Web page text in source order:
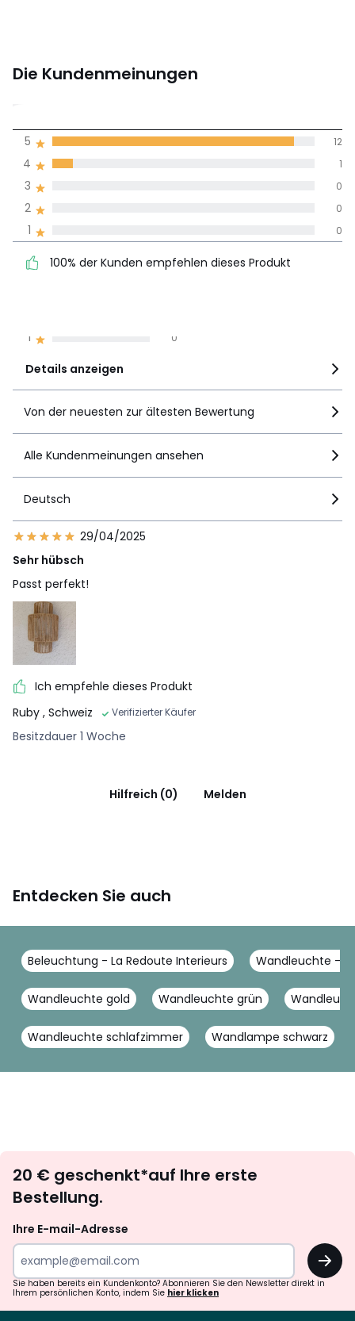
Die Kundenmeinungen
4,9
(13)
1 0
4
100% der Kunden
empfehlen dieses Produkt
Details anzeigen
1 0
2 0
3 0
4 1
5 12
100% der Kunden empfehlen dieses Produkt
Von der neuesten zur ältesten Bewertung
Alle Kundenmeinungen ansehen
Deutsch
29/04/2025
Sehr hübsch
Passt perfekt!
Ich empfehle dieses Produkt
Ruby , Schweiz Verifizierter Käufer
Besitzdauer 1 Woche
Hilfreich (0) Melden
Entdecken Sie auch
Beleuchtung - La Redoute Interieurs Wandleuchte -
Wandleuchte gold Wandleuchte grün
Wandleuchte schlafzimmer Wandlampe schwarz
abonnieren
20 € geschenkt*auf Ihre erste
Bestellung.
Ihre E-mail-Adresse
OK
Sie haben bereits ein Kundenkonto? Abonnieren Sie den Newsletter direkt in
Ihrem persönlichen Konto, indem Sie hier klicken